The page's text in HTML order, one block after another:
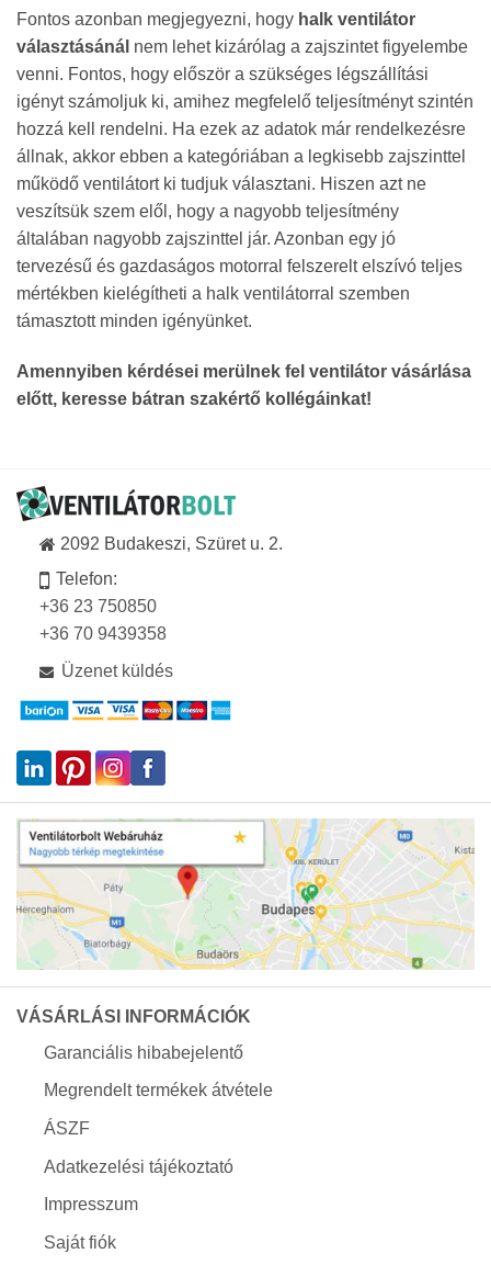
Fontos azonban megjegyezni, hogy halk ventilátor
választásánál nem lehet kizárólag a zajszintet figyelembe
venni. Fontos, hogy először a szükséges légszállítási
igényt számoljuk ki, amihez megfelelő teljesítményt szintén
hozzá kell rendelni. Ha ezek az adatok már rendelkezésre
állnak, akkor ebben a kategóriában a legkisebb zajszinttel
működő ventilátort ki tudjuk választani. Hiszen azt ne
veszítsük szem elől, hogy a nagyobb teljesítmény
általában nagyobb zajszinttel jár. Azonban egy jó
tervezésű és gazdaságos motorral felszerelt elszívó teljes
mértékben kielégítheti a halk ventilátorral szemben
támasztott minden igényünket.
Amennyiben kérdései merülnek fel ventilátor vásárlása
előtt, keresse bátran szakértő kollégáinkat!
2092 Budakeszi, Szüret u. 2.
Telefon:
+36 23 750850
+36 70 9439358
Üzenet küldés
VÁSÁRLÁSI INFORMÁCIÓK
Garanciális hibabejelentő
Megrendelt termékek átvétele
ÁSZF
Adatkezelési tájékoztató
Impresszum
Saját fiók